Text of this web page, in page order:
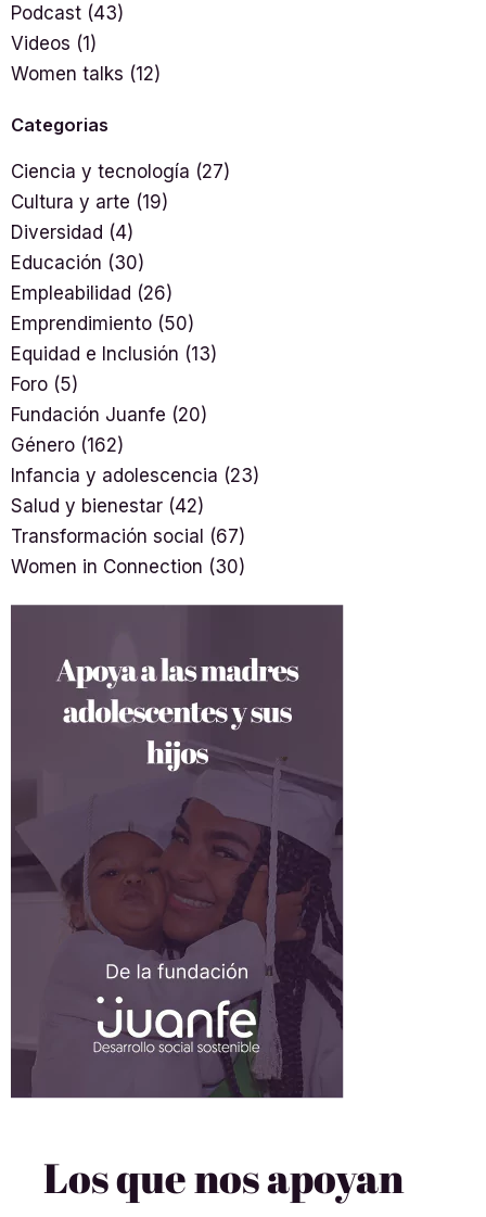
Podcast (43)
Videos (1)
Women talks (12)
Categorias
Ciencia y tecnología (27)
Cultura y arte (19)
Diversidad (4)
Educación (30)
Empleabilidad (26)
Emprendimiento (50)
Equidad e Inclusión (13)
Foro (5)
Fundación Juanfe (20)
Género (162)
Infancia y adolescencia (23)
Salud y bienestar (42)
Transformación social (67)
Women in Connection (30)
Los que nos apoyan